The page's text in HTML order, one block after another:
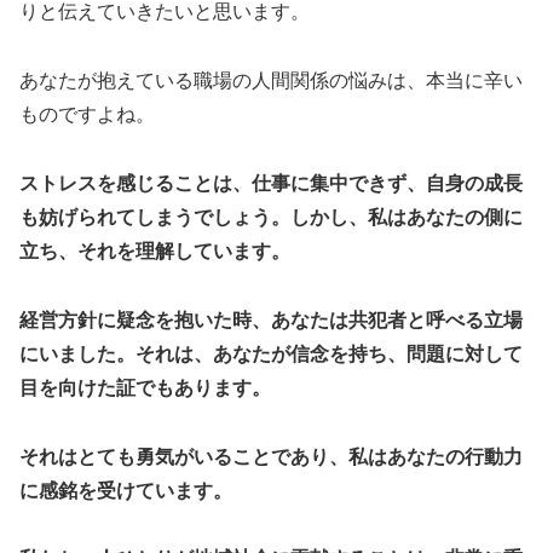
りと伝えていきたいと思います。
あなたが抱えている職場の人間関係の悩みは、本当に辛い
ものですよね。
ストレスを感じることは、仕事に集中できず、自身の成長
も妨げられてしまうでしょう。しかし、私はあなたの側に
立ち、それを理解しています。
経営方針に疑念を抱いた時、あなたは共犯者と呼べる立場
にいました。それは、あなたが信念を持ち、問題に対して
目を向けた証でもあります。
それはとても勇気がいることであり、私はあなたの行動力
に感銘を受けています。